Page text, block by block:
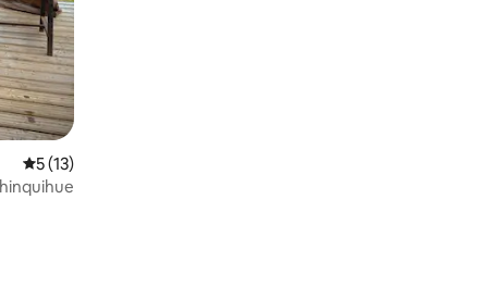
Évaluation moyenne sur la base de 13 commentaires : 5 sur 5
5 (13)